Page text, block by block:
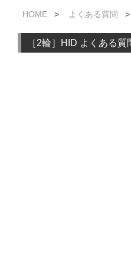
HOME > よくある質問
［2輪］HID よくある質